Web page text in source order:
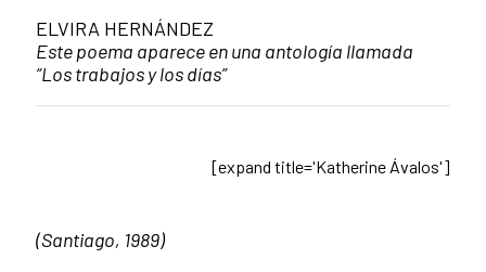
ELVIRA HERNÁNDEZ
Este poema aparece en una antología llamada
“Los trabajos y los días”
[expand title='Katherine Ávalos']
(Santiago, 1989)